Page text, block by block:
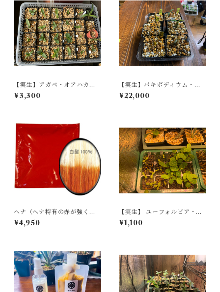
【実生】アガベ・オアハカジ
ャングルジャイアントAgave
atoroverens 'Oaxaca Jungl
¥3,300
【実生】パキポディウム・ウ
ィンゾリー Pachypodium b
aronii var. windsorii
¥22,000
ヘナ（ヘナ特有の赤が強く出
ます）１００g
¥4,950
【実生】 ユーフォルビア・レ
ウコネウラ Euphorbia Leu
coneura
¥1,100